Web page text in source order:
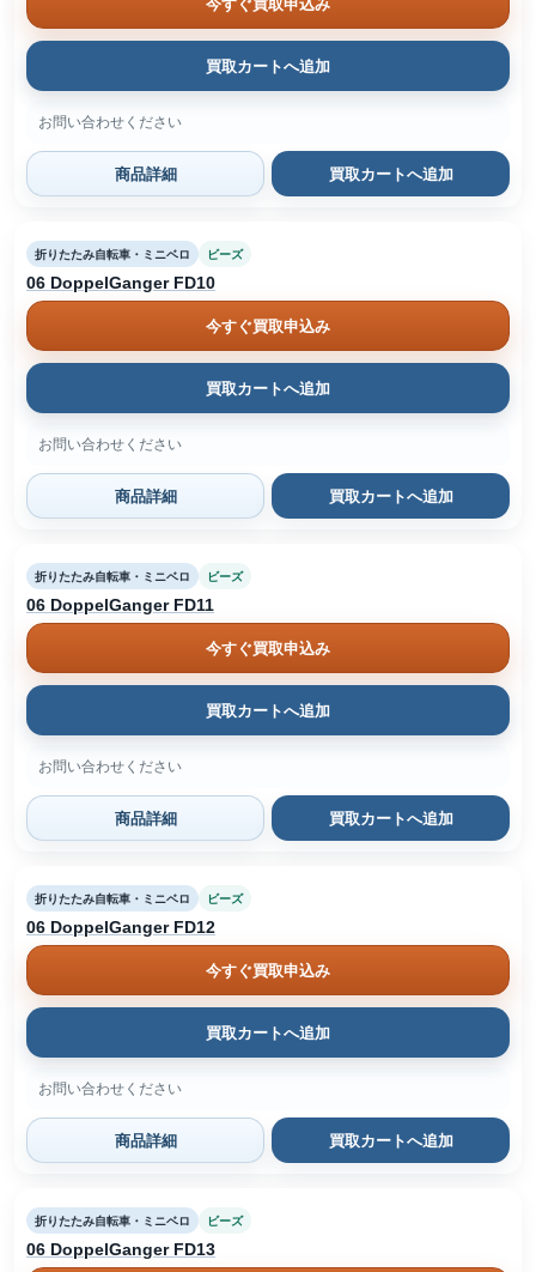
今すぐ買取申込み
買取カートへ追加
お問い合わせください
商品詳細 買取カートへ追加
折りたたみ自転車・ミニベロ ビーズ
06 DoppelGanger FD10
今すぐ買取申込み
買取カートへ追加
お問い合わせください
商品詳細 買取カートへ追加
折りたたみ自転車・ミニベロ ビーズ
06 DoppelGanger FD11
今すぐ買取申込み
買取カートへ追加
お問い合わせください
商品詳細 買取カートへ追加
折りたたみ自転車・ミニベロ ビーズ
06 DoppelGanger FD12
今すぐ買取申込み
買取カートへ追加
お問い合わせください
商品詳細 買取カートへ追加
折りたたみ自転車・ミニベロ ビーズ
06 DoppelGanger FD13